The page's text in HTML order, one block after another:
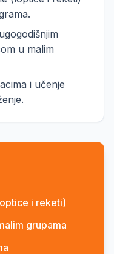
u malim
i učenje
i reketi)
grupama